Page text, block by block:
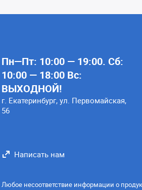
Пн—Пт: 10:00 — 19:00. Сб:
10:00 — 18:00 Вс:
ВЫХОДНОЙ!
г. Екатеринбург, ул. Первомайская,
56
Написать нам
Любое несоответствие информации о